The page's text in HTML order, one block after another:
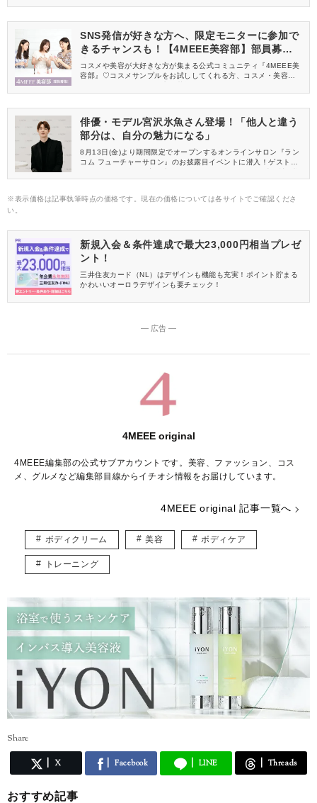
した。
SNS発信が好きな方へ、限定モニターに参加で
きるチャンスも！【4MEEE美容部】部員募集
中
コスメや美容が大好きな方が集まる公式コミュニティ『4MEEE美
容部』♡コスメサンプルをお試ししてくれる方、コスメ・美容情報
俳優・モデル宮沢氷魚さん登場！「他人と違う
部分は、自分の魅力になる」
8月13日(金)より期間限定でオープンするオンラインサロン『ラン
コム フューチャーサロン』のお披露目イベントに潜入！ゲストと
子をお届けします。
※表示価格は記事執筆時点の価格です。現在の価格については各サイトでご確認くださ
い。
新規入会＆条件達成で最大23,000円相当プレゼ
ント！
三井住友カード（NL）はデザインも機能も充実！ポイント貯まる
かわいいオーロラデザインも要チェック！
― 広告 ―
4MEEE original
4MEEE編集部の公式サブアカウントです。美容、ファッション、コス
メ、グルメなど編集部目線からイチオシ情報をお届けしています。
4MEEE original 記事一覧へ
ボディクリーム 美容 ボディケア
トレーニング
Share
X Facebook LINE Threads
おすすめ記事